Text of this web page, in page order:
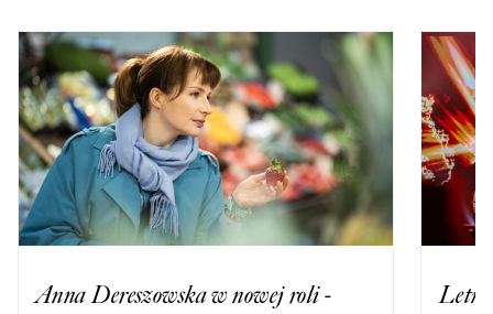
Anna Dereszowska w nowej roli -